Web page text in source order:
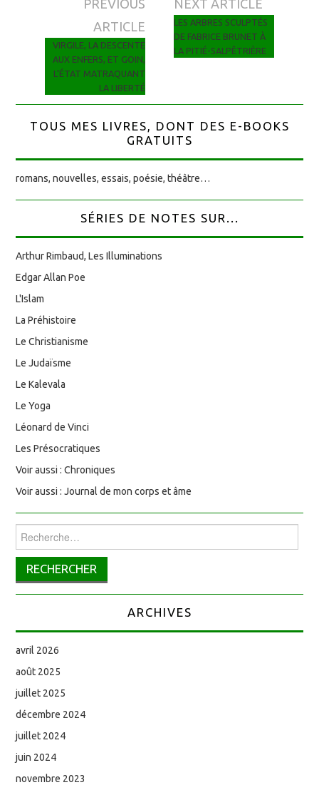
Navigation des articles
PREVIOUS
ARTICLE
VIRGILE, LA DESCENTE
AUX ENFERS, ET GOIN,
L’ÉTAT MATRAQUANT
LA LIBERTÉ
NEXT ARTICLE
LES ARBRES SCULPTÉS
DE FABRICE BRUNET À
LA PITIÉ-SALPÊTRIÈRE
TOUS MES LIVRES, DONT DES E-BOOKS
GRATUITS
romans, nouvelles, essais, poésie, théâtre…
SÉRIES DE NOTES SUR...
Arthur Rimbaud, Les Illuminations
Edgar Allan Poe
L'Islam
La Préhistoire
Le Christianisme
Le Judaïsme
Le Kalevala
Le Yoga
Léonard de Vinci
Les Présocratiques
Voir aussi : Chroniques
Voir aussi : Journal de mon corps et âme
Rechercher :
ARCHIVES
avril 2026
août 2025
juillet 2025
décembre 2024
juillet 2024
juin 2024
novembre 2023